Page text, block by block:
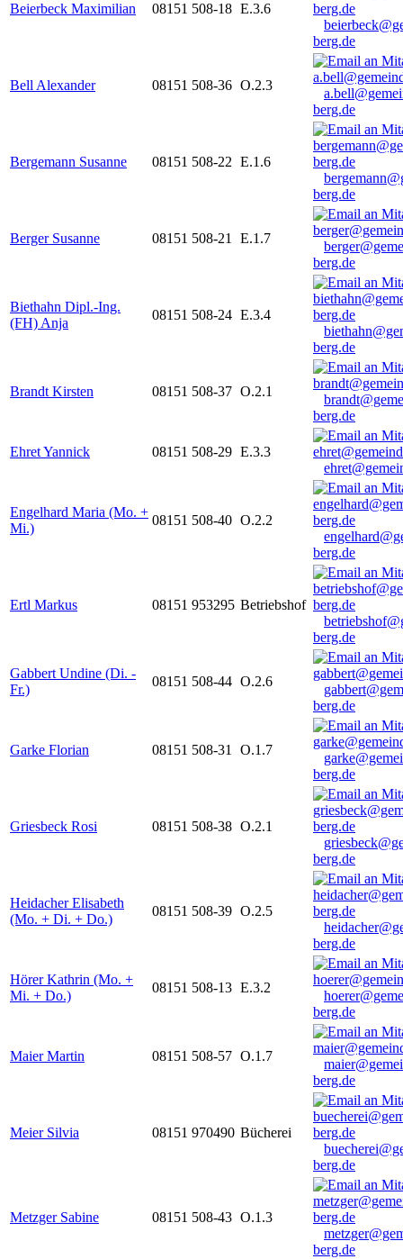
Beierbeck Maximilian 08151 508-18 E.3.6
berg.de
Bell Alexander 08151 508-36 O.2.3
berg.de
Bergemann Susanne 08151 508-22 E.1.6
berg.de
Berger Susanne 08151 508-21 E.1.7
berg.de
Biethahn Dipl.-Ing.
(FH) Anja
08151 508-24 E.3.4
berg.de
Brandt Kirsten 08151 508-37 O.2.1
berg.de
Ehret Yannick 08151 508-29 E.3.3
Engelhard Maria (Mo. +
Mi.)
08151 508-40 O.2.2
berg.de
Ertl Markus 08151 953295 Betriebshof
berg.de
Gabbert Undine (Di. -
Fr.)
08151 508-44 O.2.6
berg.de
Garke Florian 08151 508-31 O.1.7
berg.de
Griesbeck Rosi 08151 508-38 O.2.1
berg.de
Heidacher Elisabeth
(Mo. + Di. + Do.)
08151 508-39 O.2.5
berg.de
Hörer Kathrin (Mo. +
Mi. + Do.)
08151 508-13 E.3.2
berg.de
Maier Martin 08151 508-57 O.1.7
berg.de
Meier Silvia 08151 970490 Bücherei
berg.de
Metzger Sabine 08151 508-43 O.1.3
berg.de